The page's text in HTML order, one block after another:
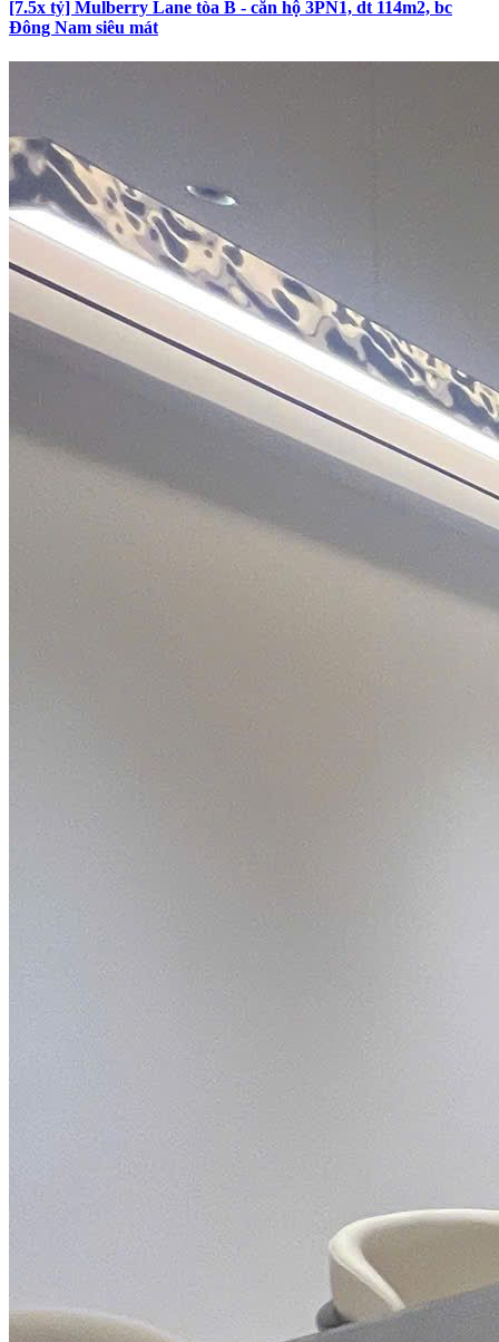
[7.5x tỷ] Mulberry Lane tòa B - căn hộ 3PN1, dt 114m2, bc
Đông Nam siêu mát